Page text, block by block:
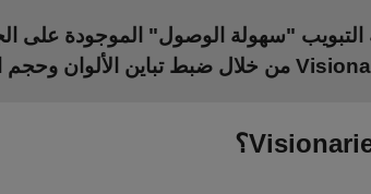
التبويب "سهولة الوصول" الموجودة على